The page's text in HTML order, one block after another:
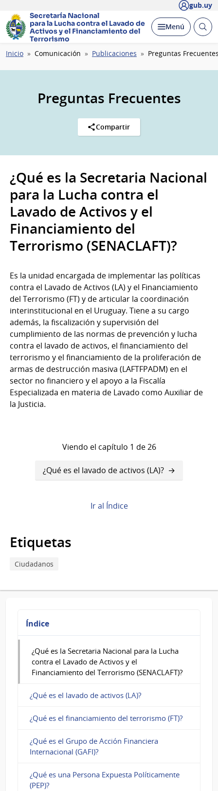
gub.uy
Secretaría Nacional
para la Lucha contra el Lavado de
Activos y el Financiamiento del
Terrorismo
Desplegar
Menú Abrir
Ruta
navegación
Inicio Comunicación Publicaciones Preguntas
Preguntas Frecuentes
Compartir
¿Qué es la Secretaria Nacional
para la Lucha contra el
Lavado de Activos y el
Financiamiento del
Terrorismo (SENACLAFT)?
Es la unidad encargada de implementar las políticas
contra el Lavado de Activos (LA) y el Financiamiento
del Terrorismo (FT) y de articular la coordinación
interinstitucional en el Uruguay. Tiene a su cargo
además, la fiscalización y supervisión del
cumplimiento de las normas de prevención y lucha
contra el lavado de activos, el financiamiento del
terrorismo y el financiamiento de la proliferación de
armas de destrucción masiva (LAFTFPADM) en el
sector no financiero y el apoyo a la Fiscalía
Especializada en materia de Lavado como Auxiliar de
la Justicia.
Viendo el capítulo 1 de 26
Enlaces
transversales
para
¿Qué
es
la
Nacional
para
Lucha
contra
Lavado
Activos
¿Qué es el lavado de activos (LA)?
Ir al Índice
Etiquetas
Ciudadanos
Índice
¿Qué es la Secretaria Nacional para la Lucha
contra el Lavado de Activos y el
Financiamiento del Terrorismo (SENACLAFT)?
¿Qué es el lavado de activos (LA)?
¿Qué es el financiamiento del terrorismo (FT)?
¿Qué es el Grupo de Acción Financiera
Internacional (GAFI)?
¿Qué es una Persona Expuesta Políticamente
(PEP)?